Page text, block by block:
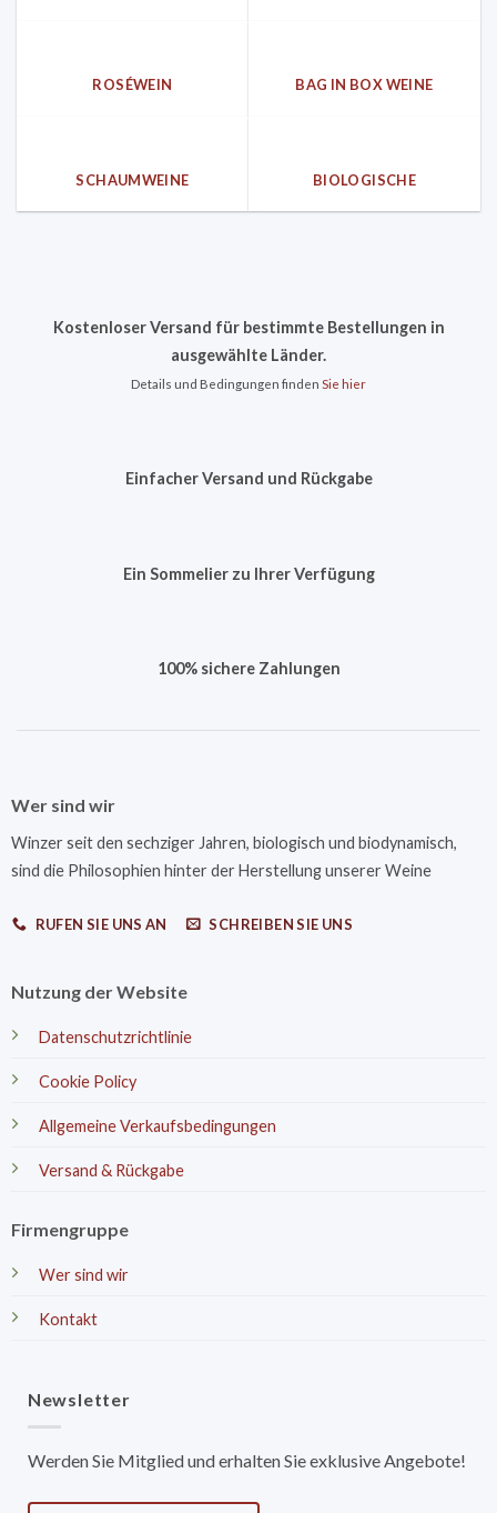
ROSÉWEIN BAG IN BOX WEINE
SCHAUMWEINE BIOLOGISCHE
Kostenloser Versand für bestimmte Bestellungen in
ausgewählte Länder.
Details und Bedingungen finden Sie hier
Einfacher Versand und Rückgabe
Ein Sommelier zu Ihrer Verfügung
100% sichere Zahlungen
Wer sind wir
Winzer seit den sechziger Jahren, biologisch und biodynamisch,
sind die Philosophien hinter der Herstellung unserer Weine
RUFEN SIE UNS AN SCHREIBEN SIE UNS
Nutzung der Website
Datenschutzrichtlinie
Cookie Policy
Allgemeine Verkaufsbedingungen
Versand & Rückgabe
Firmengruppe
Wer sind wir
Kontakt
Newsletter
Werden Sie Mitglied und erhalten Sie exklusive Angebote!